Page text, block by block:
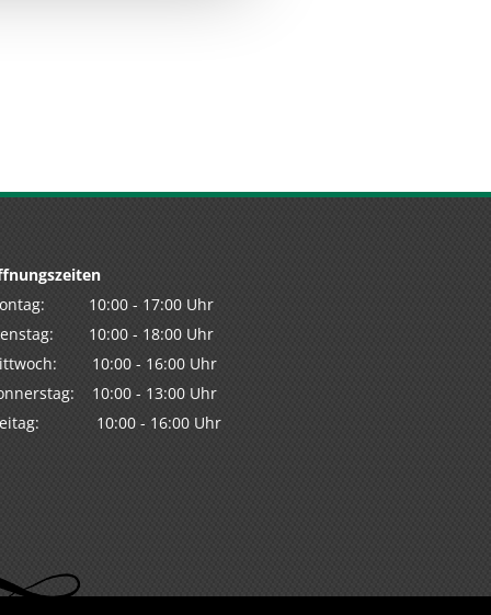
10:00 - 17:00 Uhr
10:00 - 18:00 Uhr
10:00 - 16:00 Uhr
10:00 - 13:00 Uhr
10:00 - 16:00 Uhr